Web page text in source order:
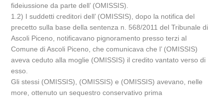
fideiussione da parte dell’ (OMISSIS).
1.2) I suddetti creditori dell’ (OMISSIS), dopo la notifica del
precetto sulla base della sentenza n. 568/2011 del Tribunale di
Ascoli Piceno, notificavano pignoramento presso terzi al
Comune di Ascoli Piceno, che comunicava che l’ (OMISSIS)
aveva ceduto alla moglie (OMISSIS) il credito vantato verso di
esso.
Gli stessi (OMISSIS), (OMISSIS) e (OMISSIS) avevano, nelle
more, ottenuto un sequestro conservativo prima